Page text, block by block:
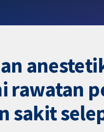
rawatan
sakit